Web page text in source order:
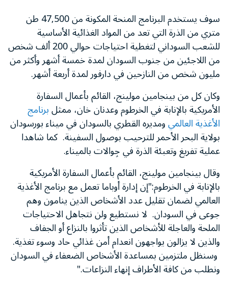
سوف يستخدم البرنامج المنحة المكونة من47,500طن
متري من الذرة التي تعد من المواد الغذائية الأساسية
للشعب السوداني لتغطية احتياجات حوالي200ألف شخص
من اللاجئين من جنوب السودان لمدة خمسة أشهر وأكثر من
مليون شخص من النازحين في دارفور لمدة أربعة أشهر.
وكان كل من بينجامين مولينج، القائم بأعمال السفارة
الأمريكية بالإنابة في الخرطوم وعدنان خان، ممثلبرنامج
الأغذية العالميومديره القطري بالسودان في ميناء بورسودان
بولاية البحر الأحمر للترحيب بوصول السفينة. كما شاهدا
عملية تفريغ وتعبئة الذرة في جِوالات بالميناء.
وقال بينجامين مولينج، القائم بأعمال السفارة الأمريكية
بالإنابة في الخرطوم:
"إن إدارة أوباما تعمل مع برنامج الأغذية
العالمي لضمان تقليل عدد الأشخاص الذين ينامون وهم
جوعى في السودان. لا نستطيع ولن نتجاهل الاحتياجات
الملحة والعاجلة للأشخاص الذين تأثروا بالنزاع أو الجفاف
والذين لا يزالون يواجهون انعدام أمن غذائي حاد وسوء تغذية.
وسنظل ملتزمين بمساعدة الأشخاص الضعفاء في السودان
ونطلب من كافة الأطراف إنهاء النزاعات."